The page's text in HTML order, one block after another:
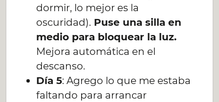
dormir, lo mejor es la
oscuridad).Puse una silla en
medio para bloquear la luz.
Mejora automática en el
descanso.
Día 5: Agrego lo que me estaba
faltando para arrancar